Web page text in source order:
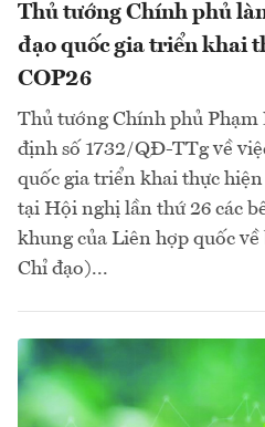
Thủ tướng Chính phủ
đạo quốc gia triển khai
COP26
Thủ tướng Chính phủ
định số 1732/QĐ-TTg về
quốc gia triển khai thực
tại Hội nghị lần thứ 26 các
khung của Liên hợp quốc
Chỉ đạo)...